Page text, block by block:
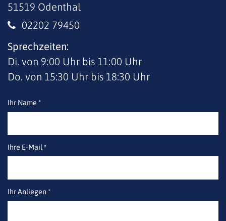
51519 Odenthal
02202 79450
Sprechzeiten:
Di. von 9:00 Uhr bis 11:00 Uhr
Do. von 15:30 Uhr bis 18:30 Uhr
Ihr Name *
Ihre E-Mail *
Ihr Anliegen *